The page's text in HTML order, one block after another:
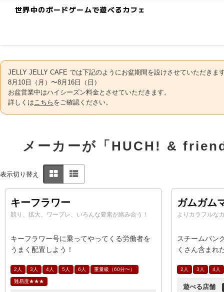
世界中のボードゲームで遊べるカフェ
JELLY JELLY CAFE では下記のようにお盆期間を設けさせていただきま
8月10日（月）〜8月16日（日）
お盆営業中はハイシーズン料金とさせていただきます。
詳しくはこちら をご確認ください。
メーカーが「HUCH! &
表示切り替え
キーフラワー
競り、拡大、ワープレ、いろんな要素が絡み合う！
キーフラワー号に乗ってやってくる労働者を
うまく配置しよう！
2人 3人 4人 5人 6人 重量級（60分〜）
難易度★★★
ガムガム
よりカラフルな
スチームパン
くさん含まれ
2人 3人 4人
遊べる店舗